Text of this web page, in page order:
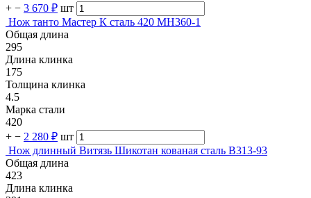
+ − 3 670 ₽ шт
Нож танто Мастер К сталь 420 MH360-1
Общая длина
295
Длина клинка
175
Толщина клинка
4.5
Марка стали
420
+ − 2 280 ₽ шт
Нож длинный Витязь Шикотан кованая сталь B313-93
Общая длина
423
Длина клинка